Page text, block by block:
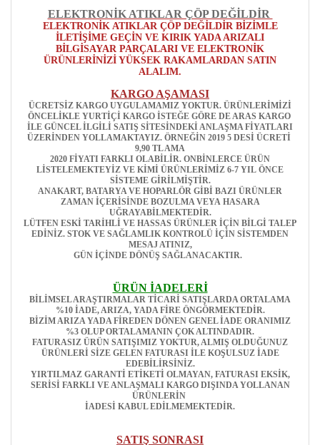
ELEKTRONİK ATIKLAR ÇÖP DEĞİLDİR
ELEKTRONİK ATIKLAR ÇÖP DEĞİLDİR BİZİMLE
İLETİŞİME GEÇİN VE KIRIK YADA ARIZALI
BİLGİSAYAR PARÇALARI VE ELEKTRONİK
ÜRÜNLERİNİZİ YÜKSEK RAKAMLARDAN SATIN
ALALIM.
KARGO AŞAMASI
ÜCRETSİZ KARGO UYGULAMAMIZ YOKTUR. ÜRÜNLERİMİZİ
ÖNCELİKLE YURTİÇİ KARGO İSTEĞE GÖRE DE ARAS KARGO
İLE GÜNCEL İLGİLİ SATIŞ SİTESİNDEKİ ANLAŞMA FİYATLARI
ÜZERİNDEN YOLLAMAKTAYIZ. ÖRNEĞİN 2019 5 DESİ ÜCRETİ
9,90 TL AMA
2020 FİYATI FARKLI OLABİLİR. ONBİNLERCE ÜRÜN
LİSTELEMEKTEYİZ VE KİMİ ÜRÜNLERİMİZ 6-7 YIL ÖNCE
SİSTEME GİRİLMİŞTİR.
ANAKART, BATARYA VE HOPARLÖR GİBİ BAZI ÜRÜNLER
ZAMAN İÇERİSİNDE BOZULMA VEYA HASARA
UĞRAYABİLMEKTEDİR.
LÜTFEN ESKİ TARİHLİ VE HASSAS ÜRÜNLER İÇİN BİLGİ TALEP
EDİNİZ. STOK VE SAĞLAMLIK KONTROLÜ İÇİN SİSTEMDEN
MESAJ ATINIZ,
GÜN İÇİNDE DÖNÜŞ SAĞLANACAKTIR.
ÜRÜN İADELERİ
BİLİMSEL ARAŞTIRMALAR TİCARİ SATIŞLARDA ORTALAMA
%10 İADE, ARIZA, YADA FİRE ÖNGÖRMEKTEDİR.
BİZİM ARIZA YADA FİREDEN DÖNEN GENEL İADE ORANIMIZ
%3 OLUP ORTALAMANIN ÇOK ALTINDADIR.
FATURASIZ ÜRÜN SATIŞIMIZ YOKTUR, ALMIŞ OLDUĞUNUZ
ÜRÜNLERİ SİZE GELEN FATURASI İLE KOŞULSUZ İADE
EDEBİLİRSİNİZ.
YIRTILMAZ GARANTİ ETİKETİ OLMAYAN, FATURASI EKSİK,
SERİSİ FARKLI VE ANLAŞMALI KARGO DIŞINDA YOLLANAN
ÜRÜNLERİN
İADESİ KABUL EDİLMEMEKTEDİR.
SATIŞ SONRASI